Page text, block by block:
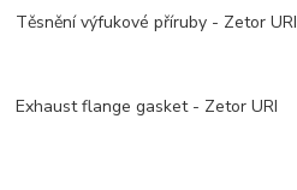
Těsnění výfukové příruby - Zetor URI
Exhaust flange gasket - Zetor URI